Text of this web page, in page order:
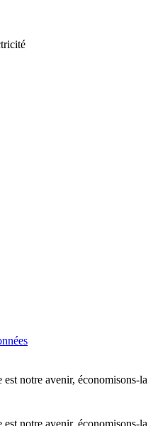
est notre avenir, économisons-la
est notre avenir, économisons-la